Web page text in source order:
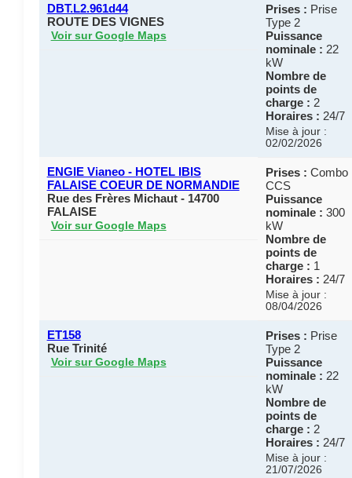
DBT.L2.961d44
ROUTE DES VIGNES
Voir sur Google Maps
Prises : Prise
Type 2
Puissance
nominale : 22
kW
Nombre de
points de
charge : 2
Horaires : 24/7
Mise à jour :
02/02/2026
ENGIE Vianeo - HOTEL IBIS
FALAISE COEUR DE NORMANDIE
Rue des Frères Michaut - 14700
FALAISE
Voir sur Google Maps
Prises : Combo
CCS
Puissance
nominale : 300
kW
Nombre de
points de
charge : 1
Horaires : 24/7
Mise à jour :
08/04/2026
ET158
Rue Trinité
Voir sur Google Maps
Prises : Prise
Type 2
Puissance
nominale : 22
kW
Nombre de
points de
charge : 2
Horaires : 24/7
Mise à jour :
21/07/2026